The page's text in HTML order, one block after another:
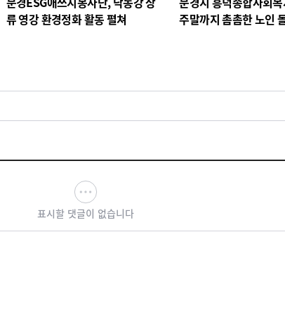
류 영강 환경정화 활동 펼쳐
주말까지 촘촘한 노인
표시할 댓글이 없습니다